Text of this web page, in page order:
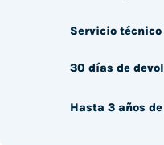
Servicio
30 días de
Hasta 3 años